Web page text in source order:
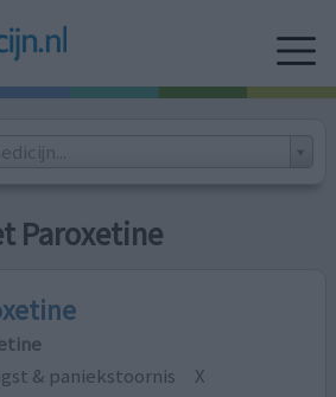
Paroxetine
& paniekstoornis X